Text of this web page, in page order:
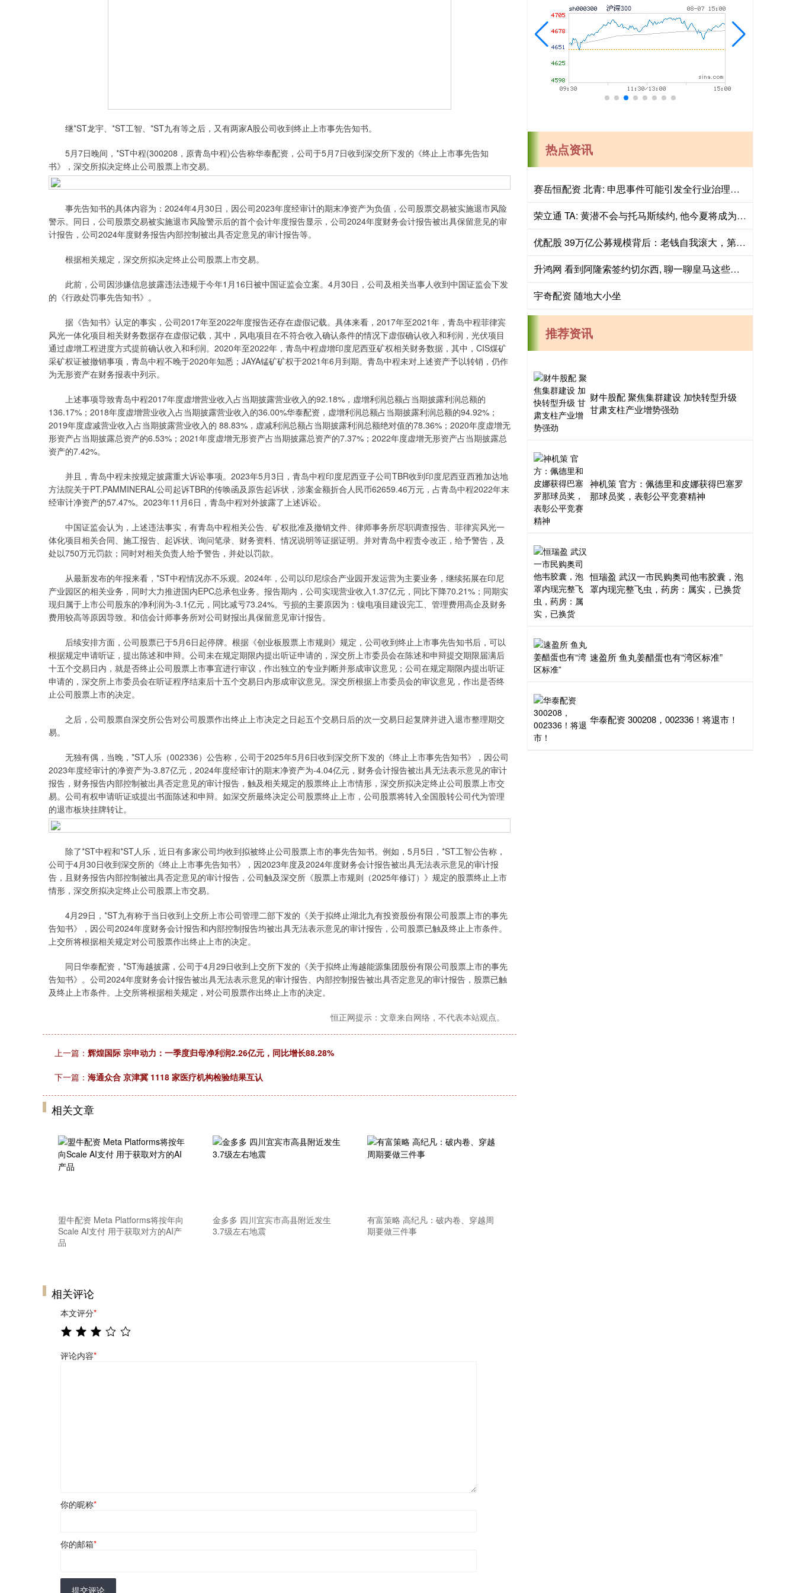
继*ST龙宇、*ST工智、*ST九有等之后，又有两家A股公司收到终止上市事先告知书。
5月7日晚间，*ST中程(300208，原青岛中程)公告称华泰配资，公司于5月7日收到深交所下发的《终止上市事先告知
书》，深交所拟决定终止公司股票上市交易。
事先告知书的具体内容为：2024年4月30日，因公司2023年度经审计的期末净资产为负值，公司股票交易被实施退市风险
警示。同日，公司股票交易被实施退市风险警示后的首个会计年度报告显示，公司2024年度财务会计报告被出具保留意见的审
计报告，公司2024年度财务报告内部控制被出具否定意见的审计报告等。
根据相关规定，深交所拟决定终止公司股票上市交易。
此前，公司因涉嫌信息披露违法违规于今年1月16日被中国证监会立案。4月30日，公司及相关当事人收到中国证监会下发
的《行政处罚事先告知书》。
据《告知书》认定的事实，公司2017年至2022年度报告还存在虚假记载。具体来看，2017年至2021年，青岛中程菲律宾
风光一体化项目相关财务数据存在虚假记载，其中，风电项目在不符合收入确认条件的情况下虚假确认收入和利润，光伏项目
通过虚增工程进度方式提前确认收入和利润。2020年至2022年，青岛中程虚增印度尼西亚矿权相关财务数据，其中，CIS煤矿
采矿权证被撤销事项，青岛中程不晚于2020年知悉；JAYA锰矿矿权于2021年6月到期。青岛中程未对上述资产予以转销，仍作
为无形资产在财务报表中列示。
上述事项导致青岛中程2017年度虚增营业收入占当期披露营业收入的92.18%，虚增利润总额占当期披露利润总额的
136.17%；2018年度虚增营业收入占当期披露营业收入的36.00%华泰配资，虚增利润总额占当期披露利润总额的94.92%；
2019年度虚减营业收入占当期披露营业收入的 88.83%，虚减利润总额占当期披露利润总额绝对值的78.36%；2020年度虚增无
形资产占当期披露总资产的6.53%；2021年度虚增无形资产占当期披露总资产的7.37%；2022年度虚增无形资产占当期披露总
资产的7.42%。
并且，青岛中程未按规定披露重大诉讼事项。2023年5月3日，青岛中程印度尼西亚子公司TBR收到印度尼西亚西雅加达地
方法院关于PT.PAMMINERAL公司起诉TBR的传唤函及原告起诉状，涉案金额折合人民币62659.46万元，占青岛中程2022年末
经审计净资产的57.47%。2023年11月6日，青岛中程对外披露了上述诉讼。
中国证监会认为，上述违法事实，有青岛中程相关公告、矿权批准及撤销文件、律师事务所尽职调查报告、菲律宾风光一
体化项目相关合同、施工报告、起诉状、询问笔录、财务资料、情况说明等证据证明。并对青岛中程责令改正，给予警告，及
处以750万元罚款；同时对相关负责人给予警告，并处以罚款。
从最新发布的年报来看，*ST中程情况亦不乐观。2024年，公司以印尼综合产业园开发运营为主要业务，继续拓展在印尼
产业园区的相关业务，同时大力推进国内EPC总承包业务。报告期内，公司实现营业收入1.37亿元，同比下降70.21%；同期实
现归属于上市公司股东的净利润为-3.1亿元，同比减亏73.24%。亏损的主要原因为：镍电项目建设完工、管理费用高企及财务
费用较高等原因导致。和信会计师事务所对公司财报出具保留意见审计报告。
后续安排方面，公司股票已于5月6日起停牌。根据《创业板股票上市规则》规定，公司收到终止上市事先告知书后，可以
根据规定申请听证，提出陈述和申辩。公司未在规定期限内提出听证申请的，深交所上市委员会在陈述和申辩提交期限届满后
十五个交易日内，就是否终止公司股票上市事宜进行审议，作出独立的专业判断并形成审议意见；公司在规定期限内提出听证
申请的，深交所上市委员会在听证程序结束后十五个交易日内形成审议意见。深交所根据上市委员会的审议意见，作出是否终
止公司股票上市的决定。
之后，公司股票自深交所公告对公司股票作出终止上市决定之日起五个交易日后的次一交易日起复牌并进入退市整理期交
易。
无独有偶，当晚，*ST人乐（002336）公告称，公司于2025年5月6日收到深交所下发的《终止上市事先告知书》，因公司
2023年度经审计的净资产为-3.87亿元，2024年度经审计的期末净资产为-4.04亿元，财务会计报告被出具无法表示意见的审计
报告，财务报告内部控制被出具否定意见的审计报告，触及相关规定的股票终止上市情形，深交所拟决定终止公司股票上市交
易。公司有权申请听证或提出书面陈述和申辩。如深交所最终决定公司股票终止上市，公司股票将转入全国股转公司代为管理
的退市板块挂牌转让。
除了*ST中程和*ST人乐，近日有多家公司均收到拟被终止公司股票上市的事先告知书。例如，5月5日，*ST工智公告称，
公司于4月30日收到深交所的《终止上市事先告知书》，因2023年度及2024年度财务会计报告被出具无法表示意见的审计报
告，且财务报告内部控制被出具否定意见的审计报告，公司触及深交所《股票上市规则（2025年修订）》规定的股票终止上市
情形，深交所拟决定终止公司股票上市交易。
4月29日，*ST九有称于当日收到上交所上市公司管理二部下发的《关于拟终止湖北九有投资股份有限公司股票上市的事先
告知书》，因公司2024年度财务会计报告和内部控制报告均被出具无法表示意见的审计报告，公司股票已触及终止上市条件。
上交所将根据相关规定对公司股票作出终止上市的决定。
同日华泰配资，*ST海越披露，公司于4月29日收到上交所下发的《关于拟终止海越能源集团股份有限公司股票上市的事先
告知书》。公司2024年度财务会计报告被出具无法表示意见的审计报告、内部控制报告被出具否定意见的审计报告，股票已触
及终止上市条件。上交所将根据相关规定，对公司股票作出终止上市的决定。
恒正网提示：文章来自网络，不代表本站观点。
上一篇： 辉煌国际 宗申动力：一季度归母净利润2.26亿元，同比增长88.28%
下一篇： 海通众合 京津冀 1118 家医疗机构检验结果互认
相关文章
盟牛配资 Meta Platforms将按年向
Scale AI支付 用于获取对方的AI产
品
金多多 四川宜宾市高县附近发生
3.7级左右地震
有富策略 高纪凡：破内卷、穿越周
期要做三件事
相关评论
本文评分*
评论内容*
你的昵称*
你的邮箱*
提交评论
热点资讯
赛岳恒配资 北青: 申思事件可能引发全行业治理行动, 禁业人员再受关注
荣立通 TA: 黄潜不会与托马斯续约, 他今夏将成为一名自由球员
优配股 39万亿公募规模背后：老钱自我滚大，第三次资产迁移现拐点
升鸿网 看到阿隆索签约切尔西, 聊一聊皇马这些年的操作
宇奇配资 随地大小坐
推荐资讯
财牛股配 聚焦集群建设 加快转型升级
甘肃支柱产业增势强劲
神机策 官方：佩德里和皮娜获得巴塞罗
那球员奖，表彰公平竞赛精神
恒瑞盈 武汉一市民购奥司他韦胶囊，泡
罩内现完整飞虫，药房：属实，已换货
速盈所 鱼丸姜醋蛋也有“湾区标准”
华泰配资 300208，002336！将退市！